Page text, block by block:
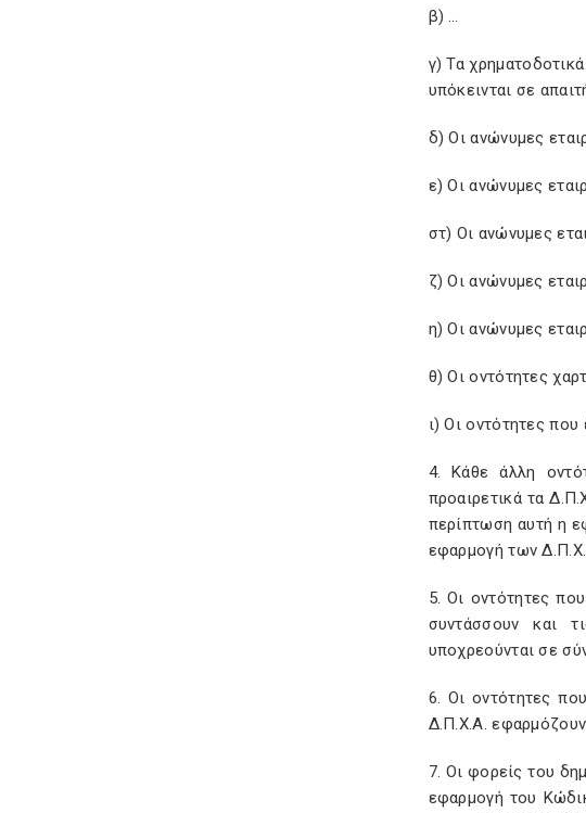
β) …
γ) Τα
υπόκεινται σε
δ) Οι ανώνυμες
ε) Οι ανώνυμες
στ) Οι ανώνυμες
ζ) Οι ανώνυμες
η) Οι ανώνυμες
θ) Οι οντότητες
ι) Οι οντότητες
4. Κάθε άλλη
προαιρετικά τα
περίπτωση αυτή η
εφαρμογή των
5. Οι οντότητες
συντάσσουν και
υποχρεούνται σε
6. Οι οντότητες
Δ.Π.Χ.Α. εφαρμόζουν
7. Οι φορείς του
εφαρμογή του